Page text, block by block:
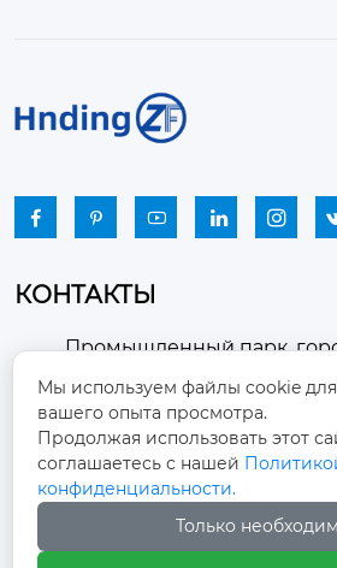
    
КОНТАКТЫ

Промышленный парк,
район Чжоуцунь, город
Шаньдун
 winston-
+86-13806434669
Мы используем файлы cookie
вашего опыта просмотра.
Продолжая использовать этот
соглашаетесь с нашей
конфиденциальности.
Только